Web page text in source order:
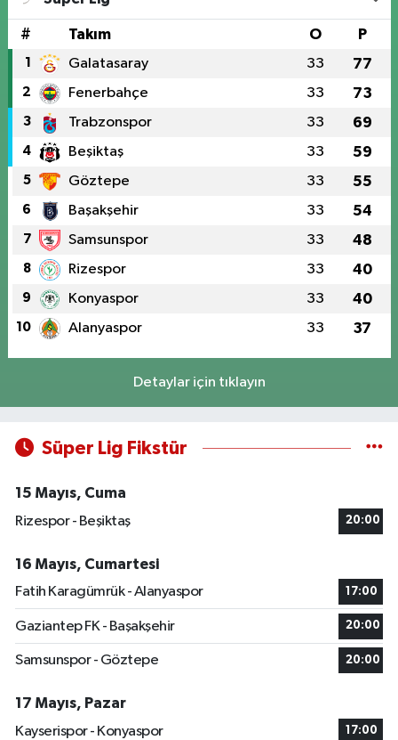
# Takım O P
1 Galatasaray 33 77
2 Fenerbahçe 33 73
3 Trabzonspor 33 69
4 Beşiktaş 33 59
5 Göztepe 33 55
6 Başakşehir 33 54
7 Samsunspor 33 48
8 Rizespor 33 40
9 Konyaspor 33 40
10 Alanyaspor 33 37
Detaylar için tıklayın
Süper Lig Fikstür
15 Mayıs, Cuma
Rizespor - Beşiktaş
20:00
16 Mayıs, Cumartesi
Fatih Karagümrük - Alanyaspor
17:00
Gaziantep FK - Başakşehir 20:00
Samsunspor - Göztepe 20:00
17 Mayıs, Pazar
Kayserispor - Konyaspor
17:00